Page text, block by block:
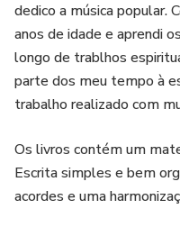
dedico a música popular.
anos de idade e aprendi
longo de trablhos
parte dos meu tempo à
trabalho realizado com
Os livros contém um
Escrita simples e bem
acordes e uma